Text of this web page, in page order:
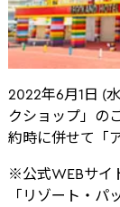
2022年6月1日 (
クショップ」の
約時に併せて「
※公式WEBサイ
「リゾート・